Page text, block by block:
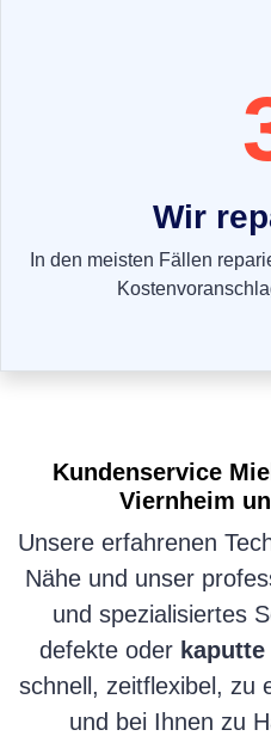
Wir
In den meisten Fällen
Kundenservice
Viernheim
Unsere erfahrenen
Nähe und unser
und spezialisiertes
defekte oder
schnell, zeitflexibel, zu
und bei Ihnen zu